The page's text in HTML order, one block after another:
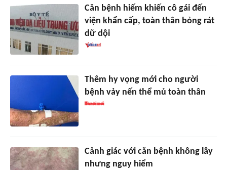
Căn bệnh hiếm khiến cô gái đến
viện khẩn cấp, toàn thân bỏng rát
dữ dội
Thêm hy vọng mới cho người
bệnh vảy nến thể mủ toàn thân
Cảnh giác với căn bệnh không lây
nhưng nguy hiểm